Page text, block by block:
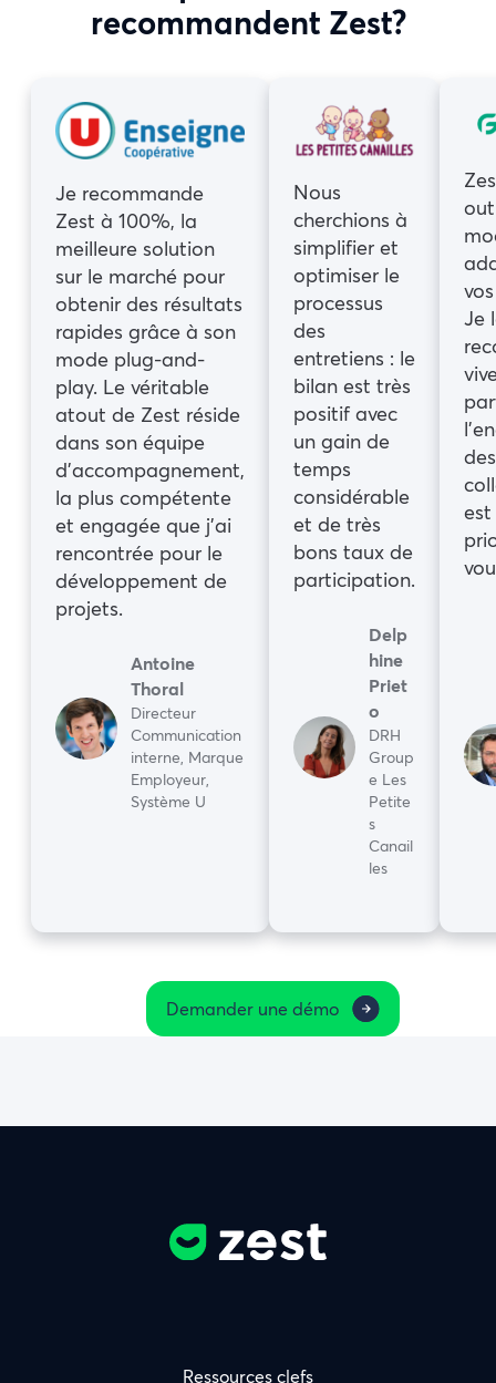
recommandent Zest?
Je recommande
Zest à 100%, la
meilleure solution
sur le marché pour
obtenir des résultats
rapides grâce à son
mode plug-and-
play. Le véritable
atout de Zest réside
dans son équipe
d’accompagnement,
la plus compétente
et engagée que j’ai
rencontrée pour le
développement de
projets.
Antoine
Thoral
Directeur
Communication
interne, Marque
Employeur,
Système U
Nous
cherchions à
simplifier et
optimiser le
processus
des
entretiens : le
bilan est très
positif avec
un gain de
temps
considérable
et de très
bons taux de
participation.
Delp
hine
Priet
o
DRH
Group
e Les
Petite
s
Canail
les
Je
des
est
Demander une démo
Ressources clefs